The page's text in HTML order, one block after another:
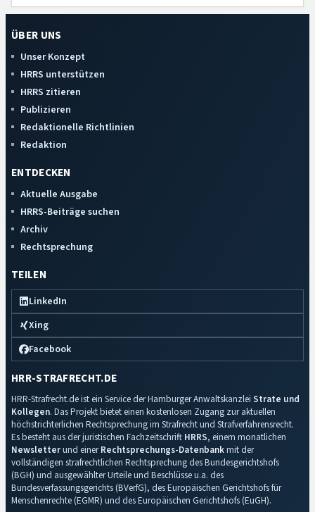
ÜBER UNS
Unser Konzept
HRRS unterstützen
HRRS zitieren
Publizieren
Redaktionelle Richtlinien
Redaktion
ENTDECKEN
Aktuelle Ausgabe
HRRS-Beiträge suchen
Archiv
Rechtsprechung
TEILEN
LinkedIn
Xing
Facebook
HRR-STRAFRECHT.DE
HRR-Strafrecht.de ist ein Service der Hamburger Anwaltskanzlei Strate und
Kollegen. Das Projekt bietet einen kostenlosen Zugang zur aktuellen
höchstrichterlichen Rechtsprechung im Strafrecht und Strafverfahrensrecht.
Es besteht aus der juristischen Fachzeitschrift HRRS, einem monatlichen
Newsletterund einerRechtsprechungs-Datenbankmit der
vollständigen strafrechtlichen Rechtsprechung des Bundesgerichtshofs
(BGH) und ausgewählter Urteile und Beschlüsse u.a. des
Bundesverfassungsgerichts (BVerfG), des Europäischen Gerichtshofs für
Menschenrechte (EGMR) und des Europäischen Gerichtshofs (EuGH).